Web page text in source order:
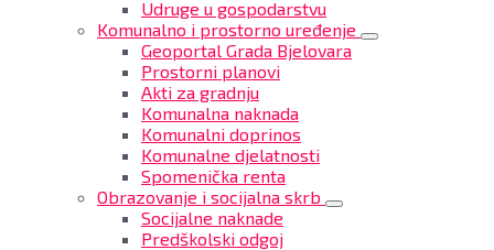
Udruge u gospodarstvu
Komunalno i prostorno uređenje
Geoportal Grada Bjelovara
Prostorni planovi
Akti za gradnju
Komunalna naknada
Komunalni doprinos
Komunalne djelatnosti
Spomenička renta
Obrazovanje i socijalna skrb
Socijalne naknade
Predškolski odgoj